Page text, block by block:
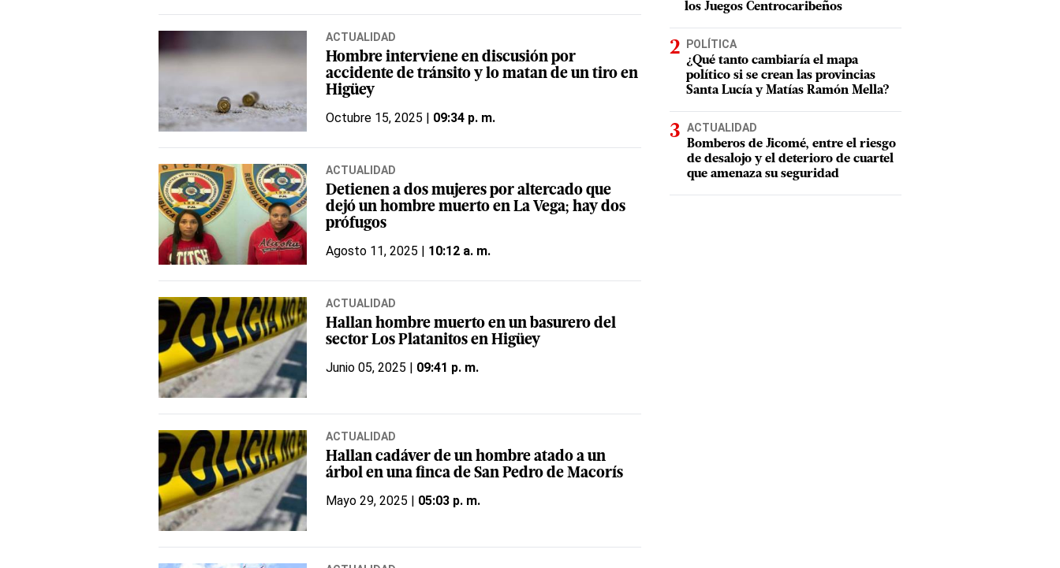
ACTUALIDAD
Hombre interviene en discusión por
accidente de tránsito y lo matan de un tiro en
Higüey
Octubre 15, 2025 | 09:34 p. m.
ACTUALIDAD
Detienen a dos mujeres por altercado que
dejó un hombre muerto en La Vega; hay dos
prófugos
Agosto 11, 2025 | 10:12 a. m.
ACTUALIDAD
Hallan hombre muerto en un basurero del
sector Los Platanitos en Higüey
Junio 05, 2025 | 09:41 p. m.
ACTUALIDAD
Hallan cadáver de un hombre atado a un
árbol en una finca de San Pedro de Macorís
Mayo 29, 2025 | 05:03 p. m.
los Juegos Centrocaribeños
POLÍTICA
¿Qué tanto cambiaría el mapa
político si se crean las provincias
Santa Lucía y Matías Ramón Mella?
ACTUALIDAD
Bomberos de Jicomé, entre el riesgo
de desalojo y el deterioro de cuartel
que amenaza su seguridad